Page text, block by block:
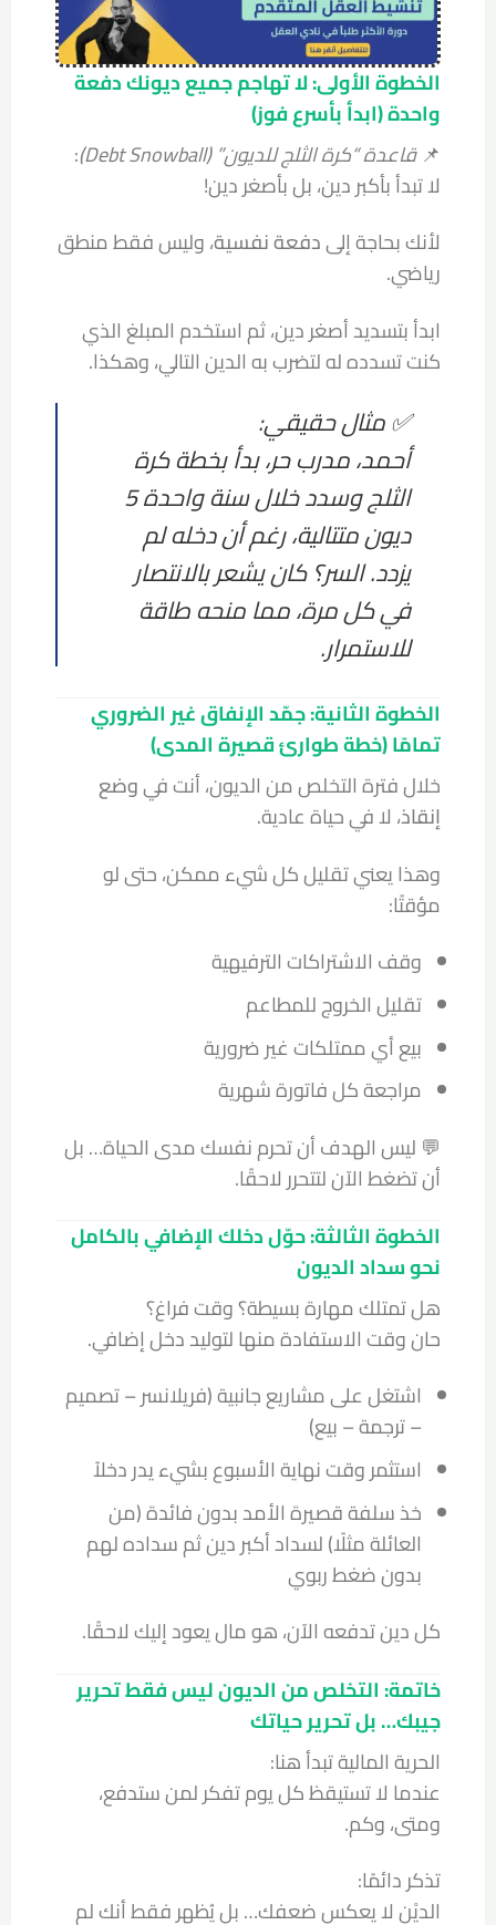
الخطوة الأولى: لا تهاجم جميع ديونك دفعة
واحدة (ابدأ بأسرع فوز)
📌قاعدة “كرة الثلج للديون” (Debt Snowball)
:
لا تبدأ بأكبر دين، بل بأصغر دين!
لأنك بحاجة إلىدفعة نفسية، وليس فقط منطق
رياضي.
ابدأ بتسديد أصغر دين، ثم استخدم المبلغ الذي
كنت تسدده له لتضرب به الدين التالي، وهكذا.
✅ مثال حقيقي:
أحمد، مدرب حر، بدأ بخطة كرة
الثلج وسدد خلال سنة واحدة 5
ديون متتالية، رغم أن دخله لم
يزدد. السر؟ كان يشعر بالانتصار
في كل مرة، مما منحه طاقة
للاستمرار.
الخطوة الثانية: جمّد الإنفاق غير الضروري
تمامًا (خطة طوارئ قصيرة المدى)
خلال فترة التخلص من الديون، أنت فيوضع
إنقاذ، لا في حياة عادية.
وهذا يعني تقليل كل شيء ممكن، حتى لو
مؤقتًا:
وقف الاشتراكات الترفيهية
تقليل الخروج للمطاعم
بيع أي ممتلكات غير ضرورية
مراجعة كل فاتورة شهرية
💬 ليس الهدف أن تحرم نفسك مدى الحياة… بل
أن تضغط الآن لتتحرر لاحقًا.
الخطوة الثالثة: حوّل دخلك الإضافي بالكامل
نحو سداد الديون
هل تمتلك مهارة بسيطة؟ وقت فراغ؟
حان وقت الاستفادة منها لتوليد دخل إضافي.
اشتغل على مشاريع جانبية (فريلانسر – تصميم
– ترجمة – بيع)
استثمر وقت نهاية الأسبوع بشيء يدر دخلاً
خذ سلفة قصيرة الأمد بدون فائدة (من
العائلة مثلًا) لسداد أكبر دين ثم سداده لهم
بدون ضغط ربوي
كل دين تدفعه الآن، هو مال يعود إليك لاحقًا.
خاتمة: التخلص من الديون ليس فقط تحرير
جيبك… بل تحرير حياتك
الحرية المالية تبدأ هنا:
عندما لا تستيقظ كل يوم تفكر لمن ستدفع،
ومتى، وكم.
تذكر دائمًا:
الديْن لا يعكس ضعفك… بل يُظهر فقط أنك لم